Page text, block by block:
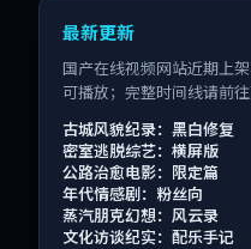
最新更新
国产在线视频网站近期上
可播放；完整时间线请前往
古城风貌纪录：黑白修复
密室逃脱综艺：横屏版
公路治愈电影：限定篇
年代情感剧：粉丝向
蒸汽朋克幻想：风云录
文化访谈纪实：配乐手记